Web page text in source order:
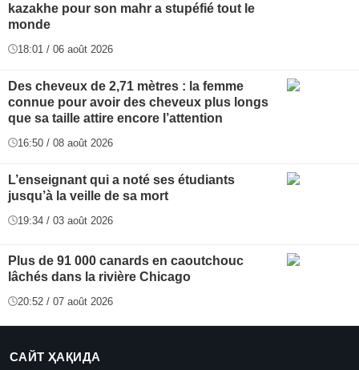
kazakhe pour son mahr a stupéfié tout le
monde
18:01 / 06 août 2026
Des cheveux de 2,71 mètres : la femme
connue pour avoir des cheveux plus longs
que sa taille attire encore l’attention
16:50 / 08 août 2026
L’enseignant qui a noté ses étudiants
jusqu’à la veille de sa mort
19:34 / 03 août 2026
Plus de 91 000 canards en caoutchouc
lâchés dans la rivière Chicago
20:52 / 07 août 2026
САЙТ ҲАҚИДА